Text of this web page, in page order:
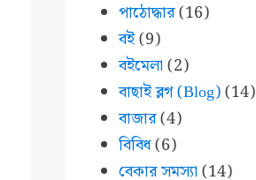
পাঠোদ্ধার(16)
বই(9)
বইমেলা (2)
বাছাই ব্লগ (Blog)(14)
বাজার(4)
বিবিধ(6)
বেকার সমস্যা (14)